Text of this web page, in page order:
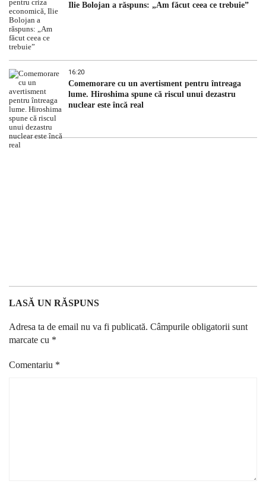
Ilie Bolojan a răspuns: „Am făcut ceea ce trebuie”
16:20
Comemorare cu un avertisment pentru întreaga
lume. Hiroshima spune că riscul unui dezastru
nuclear este încă real
LASĂ UN RĂSPUNS
Adresa ta de email nu va fi publicată. Câmpurile obligatorii sunt
marcate cu *
Comentariu *